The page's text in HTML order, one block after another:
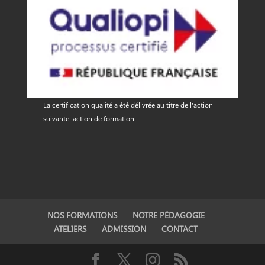
La certification qualité a été délivrée au titre de l'action
suivante: action de formation.
NOS FORMATIONS
NOTRE PÉDAGOGIE
ATELIERS
ADMISSION CONTACT